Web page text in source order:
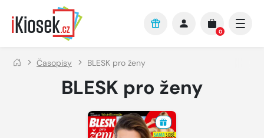
Přejít na hlavní obsah
0
Časopisy BLESK pro ženy
BLESK pro ženy